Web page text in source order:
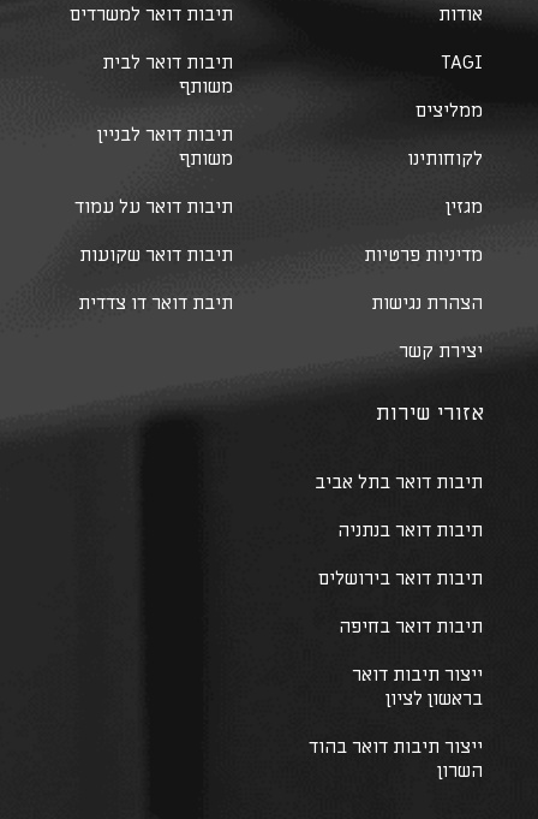
אודות
TAGI
ממליצים
לקוחותינו
מגזין
מדיניות פרטיות
הצהרת נגישות
יצירת קשר
תיבות דואר למשרדים
תיבות דואר לבית
משותף
תיבות דואר לבניין
משותף
תיבות דואר על עמוד
תיבות דואר שקועות
תיבת דואר דו צדדית
אזורי שירות
תיבות דואר בתל אביב
תיבות דואר בנתניה
תיבות דואר בירושלים
תיבות דואר בחיפה
ייצור תיבות דואר
בראשון לציון
ייצור תיבות דואר בהוד
השרון